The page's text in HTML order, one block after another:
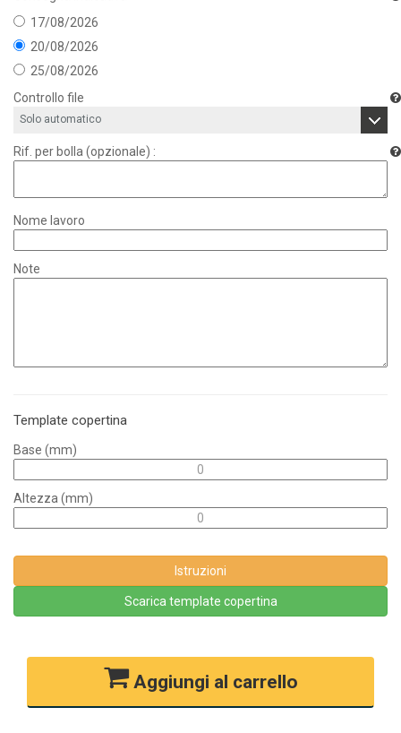
17/08/2026
20/08/2026
25/08/2026
Controllo file
Rif. per bolla (opzionale) :
Nome lavoro
Note
Template copertina
Base (mm)
Altezza (mm)
Istruzioni
Scarica template copertina
Aggiungi al carrello